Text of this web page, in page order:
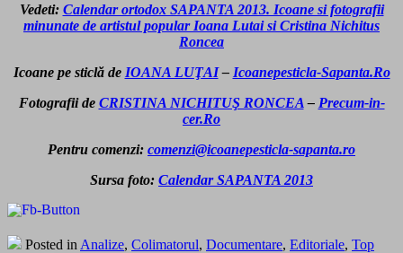
Vedeti: Calendar ortodox SAPANTA 2013. Icoane si fotografii
minunate de artistul popular Ioana Lutai si Cristina Nichitus
Roncea
Icoane pe sticlă de IOANA LUŢAI– Icoanepesticla-Sapanta.Ro
Fotografii de CRISTINA NICHITUŞ RONCEA – Precum-in-
cer.Ro
Pentru comenzi: comenzi@icoanepesticla-sapanta.ro
Sursa foto: Calendar SAPANTA 2013
Posted in Analize, Colimatorul, Documentare, Editoriale, Top